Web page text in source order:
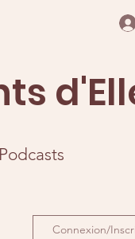
Podcasts
Connexion/